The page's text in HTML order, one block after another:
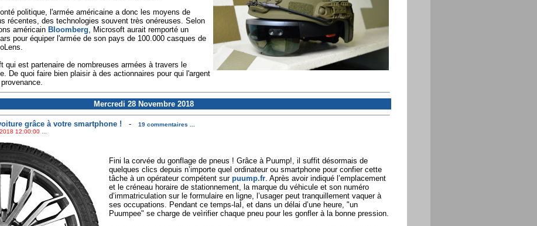
politique, l'armée américaine a donc les moyens de
récentes, des technologies souvent très onéreuses. Selon
américain Bloomberg, Microsoft aurait remporté un
pour équiper l'armée de son pays de 100.000 casques de
qui est partenaire de nombreuses armées à travers le
De quoi faire bien plaisir à des actionnaires pour qui l'argent
Mercredi 28 Novembre 2018
grâce à votre smartphone ! -
19 commentaires ...
12:00:00 ...
Fini la corvée du gonflage de pneus ! Grâce à Puump!, il suffit désormais de
quelques clics depuis n’importe quel ordinateur ou smartphone pour confier cette
tâche à un opérateur compétent sur puump.fr. Après avoir indiqué l’emplacement
et le créneau horaire de stationnement, la marque du véhicule et son numéro
d’immatriculation sur le formulaire en ligne, l’usager peut tranquillement vaquer à
ses occupations. Pendant ce temps-laÌ, et dans un délai d’une heure, "un
Puumpee" se charge de veìrifier chaque pneu pour les gonfler à la bonne pression.